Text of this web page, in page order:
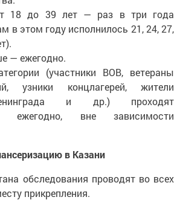
18 до 39 лет — раз в три года
в этом году исполнилось 21, 24, 27,
— ежегодно.
(участники ВОВ, ветераны
узники концлагерей, жители
и др.) проходят
ежегодно, вне зависимости
в Казани
обследования проводят во всех
прикрепления.